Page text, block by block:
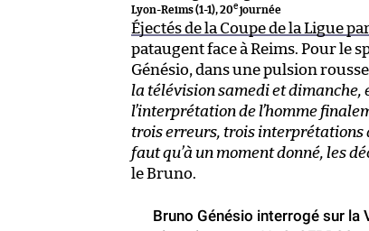
Lyon-Reims (1-1), 20e journée
Éjectés de la Coupe de la Ligue
pataugent face à Reims. Pour le
Génésio, dans une pulsion
la télévision samedi et dimanche,
l’interprétation de l’homme
trois erreurs, trois interprétations
faut qu’à un moment donné, les
le Bruno.
Bruno Génésio interrogé sur la